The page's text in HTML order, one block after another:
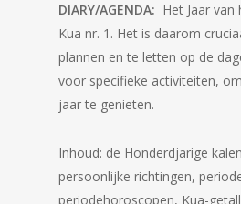
DIARY/AGENDA: Het Jaar
Kua nr. 1. Het is daarom
plannen en te letten op de
voor specifieke activiteiten,
jaar te genieten.
Inhoud: de Honderdjarige
persoonlijke richtingen,
periodehoroscopen, Kua-